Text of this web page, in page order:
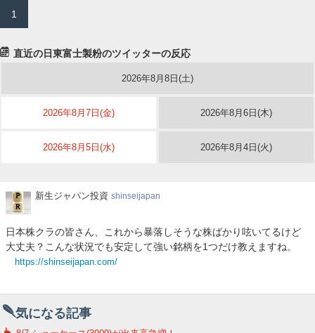
1
直近の日東富士製粉のツイッターの反応
2026年8月8日(土)
2026年8月7日(金) 2026年8月6日(木)
2026年8月5日(水) 2026年8月4日(火)
新
ャ
パ
ン
新生ジャパン投資 shinseijapan
日本株クラの皆さん、これから暴落しそうな株ばかり呟いてるけど
大丈夫？こんな状況でも安定して強い銘柄を1つだけ教えますね。
https://shinseijapan.com/
気になる記事